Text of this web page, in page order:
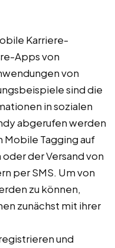
Karriere-
Apps von
von
sind die
in sozialen
abgerufen werden
Mobile Tagging auf
der Versand von
per SMS. Um von
zu können,
zunächst mit ihrer
und